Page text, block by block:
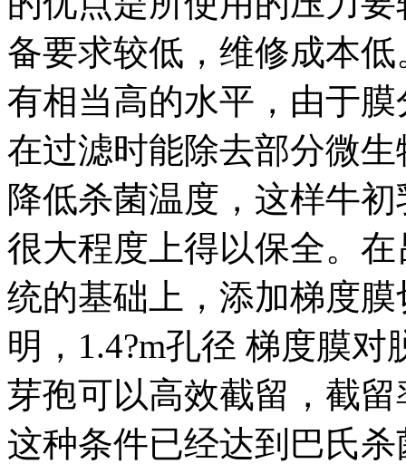
备要求较低，维修成本
有相当高的水平，由于
在过滤时能除去部分微
降低杀菌温度，这样牛
很大程度上得以保全。
统的基础上，添加梯度
明，1.4?m孔径 梯度膜
芽孢可以高效截留，截留
这种条件已经达到巴氏